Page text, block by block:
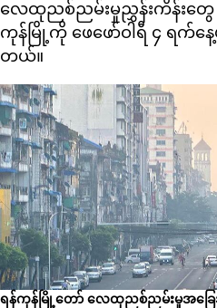
လေထုညစ်ညမ်းမှုညွှန်းကိန်းတွေ
ကုန်မြို့ကို ဖေဖော်ဝါရီ ၄ ရက်နေ့
တယ်။
ရန်ကုန်မြို့တော် လေထုညစ်ညမ်းမှုအခြေ